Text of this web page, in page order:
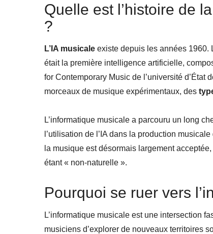
Quelle est l’histoire de
?
L’IA musicale existe depuis les années 1960.
était la première intelligence artificielle,
for Contemporary Music de l’université
morceaux de musique expérimentaux, des
L’informatique musicale a parcouru un long
l’utilisation de l’IA dans la production
la musique est désormais largement
étant « non-naturelle ».
Pourquoi se ruer vers
L’informatique musicale est une intersection
musiciens d’explorer de nouveaux territoires